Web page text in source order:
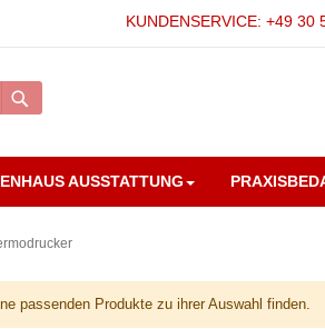
KUNDENSERVICE: +49 30
AUSSTATTUNG
passenden Produkte zu ihrer Auswahl finden.